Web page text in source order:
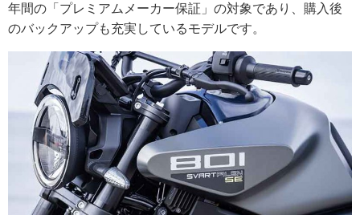
年間の「プレミアムメーカー保証」の対象であり、購入後
のバックアップも充実しているモデルです。